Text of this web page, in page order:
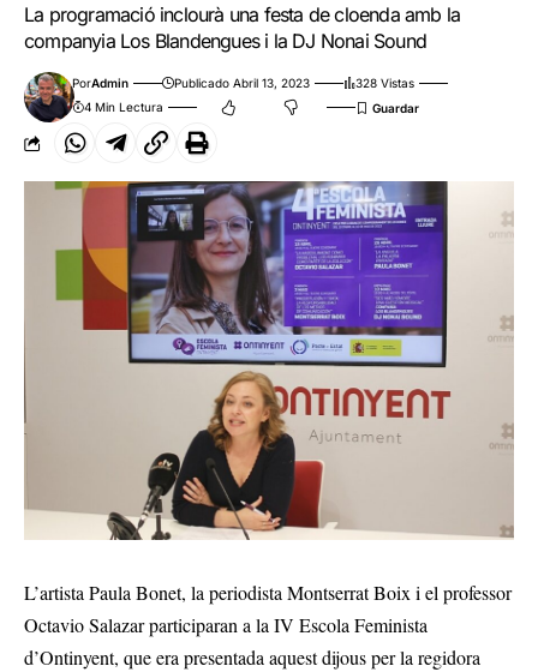
La programació inclourà una festa de cloenda amb la
companyia Los Blandengues i la DJ Nonai Sound
PorAdmin Publicado Abril 13, 2023
328 Vistas
4 Min Lectura
L’artista Paula Bonet, la periodista Montserrat Boix i el professor
Octavio Salazar participaran a la IV Escola Feminista
d’Ontinyent, que era presentada aquest dijous per la regidora